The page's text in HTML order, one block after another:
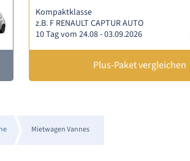
Kompaktklasse
z.B. F RENAULT CAPTUR AUTO
10 Tag vom 24.08 - 03.09.2026
Plus-Paket vergleichen
Mietwagen Vannes